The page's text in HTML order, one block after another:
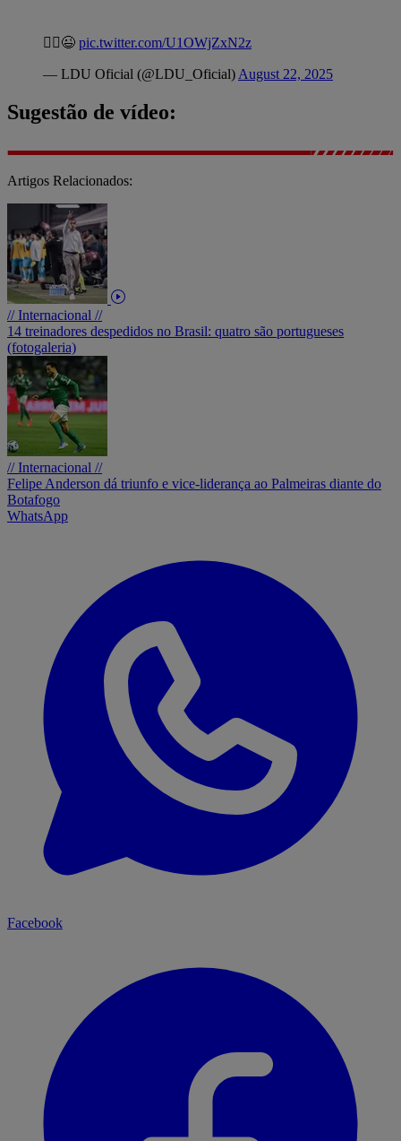
🤷‍♂️😉 pic.twitter.com/U1OWjZxN2z
— LDU Oficial (@LDU_Oficial) August 22, 2025
Sugestão de vídeo:
Artigos Relacionados:
// Internacional //
14 treinadores despedidos no Brasil: quatro são portugueses
(fotogaleria)
// Internacional //
Felipe Anderson dá triunfo e vice-liderança ao Palmeiras diante do
Botafogo
WhatsApp
Facebook